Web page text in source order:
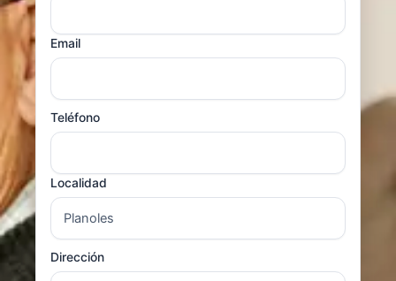
Email
Teléfono
Localidad
Dirección